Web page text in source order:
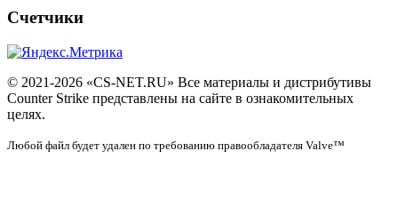
Счетчики
© 2021-2026 «CS-NET.RU» Все материалы и дистрибутивы
Counter Strike представлены на сайте в ознакомительных
целях.
Любой файл будет удален по требованию правообладателя Valve™